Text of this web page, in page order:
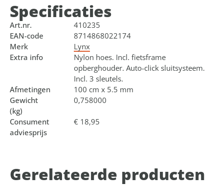
Specificaties
Art.nr.
410235
EAN-code
8714868022174
Merk
Lynx
Extra info
Nylon hoes. Incl. fietsframe
opberghouder. Auto-click sluitsysteem.
Incl. 3 sleutels.
Afmetingen
100 cm x 5.5 mm
Gewicht
(kg)
0,758000
Consument
adviesprijs
€ 18,95
Gerelateerde producten